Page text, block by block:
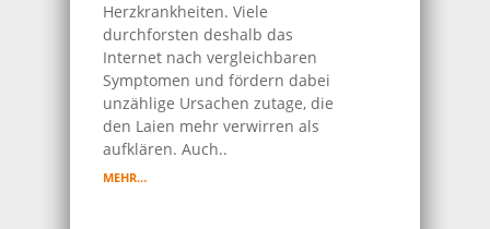
Herzkrankheiten. Viele
durchforsten deshalb das
Internet nach vergleichbaren
Symptomen und fördern dabei
unzählige Ursachen zutage, die
den Laien mehr verwirren als
aufklären. Auch..
MEHR…